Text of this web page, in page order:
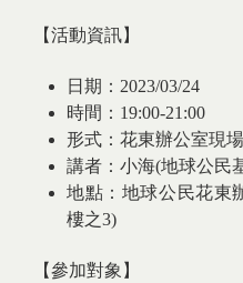
【活動資訊】
日期：2023/03/24
時間：19:00-21:00
形式：花東辦公室現
講者：小海(地球公民
地點：地球公民花東
樓之3)
【參加對象】